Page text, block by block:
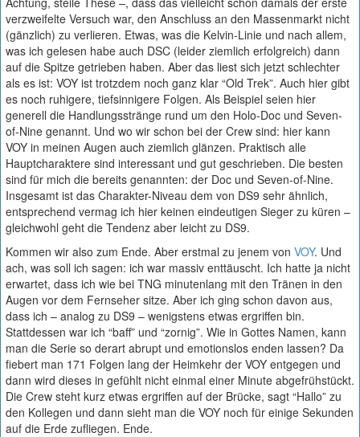
verzweifelte Versuch war, den Anschluss an den Massenmarkt nicht
(gänzlich) zu verlieren. Etwas, was die Kelvin-Linie und nach allem,
was ich gelesen habe auch DSC (leider ziemlich erfolgreich) dann
auf die Spitze getrieben haben. Aber das liest sich jetzt schlechter
als es ist: VOY ist trotzdem noch ganz klar “Old Trek”. Auch hier gibt
es noch ruhigere, tiefsinnigere Folgen. Als Beispiel seien hier
generell die Handlungsstränge rund um den Holo-Doc und Seven-
of-Nine genannt. Und wo wir schon bei der Crew sind: hier kann
VOY in meinen Augen auch ziemlich glänzen. Praktisch alle
Hauptcharaktere sind interessant und gut geschrieben. Die besten
sind für mich die bereits genannten: der Doc und Seven-of-Nine.
Insgesamt ist das Charakter-Niveau dem von DS9 sehr ähnlich,
entsprechend vermag ich hier keinen eindeutigen Sieger zu küren –
gleichwohl geht die Tendenz aber leicht zu DS9.
Kommen wir also zum Ende. Aber erstmal zu jenem von VOY. Und
ach, was soll ich sagen: ich war massiv enttäuscht. Ich hatte ja nicht
erwartet, dass ich wie bei TNG minutenlang mit den Tränen in den
Augen vor dem Fernseher sitze. Aber ich ging schon davon aus,
dass ich – analog zu DS9 – wenigstens etwas ergriffen bin.
Stattdessen war ich “baff” und “zornig”. Wie in Gottes Namen, kann
man die Serie so derart abrupt und emotionslos enden lassen? Da
fiebert man 171 Folgen lang der Heimkehr der VOY entgegen und
dann wird dieses in gefühlt nicht einmal einer Minute abgefrühstückt.
Die Crew steht kurz etwas ergriffen auf der Brücke, sagt “Hallo” zu
den Kollegen und dann sieht man die VOY noch für einige Sekunden
auf die Erde zufliegen. Ende.